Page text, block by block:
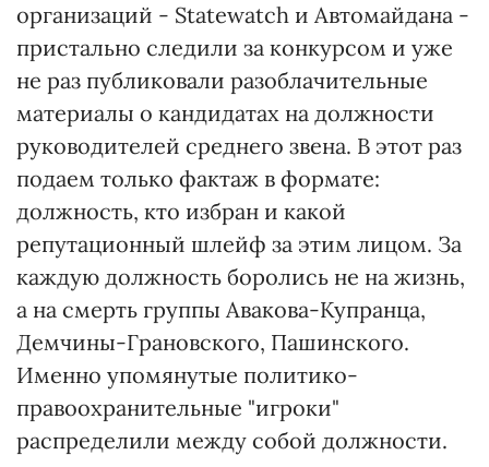
организаций - Statewatch и Автомайдана -
пристально следили за конкурсом и уже
не раз публиковали разоблачительные
материалы о кандидатах на должности
руководителей среднего звена. В этот раз
подаем только фактаж в формате:
должность, кто избран и какой
репутационный шлейф за этим лицом. За
каждую должность боролись не на жизнь,
а на смерть группы Авакова-Купранца,
Демчины-Грановского, Пашинского.
Именно упомянутые политико-
правоохранительные "игроки"
распределили между собой должности.